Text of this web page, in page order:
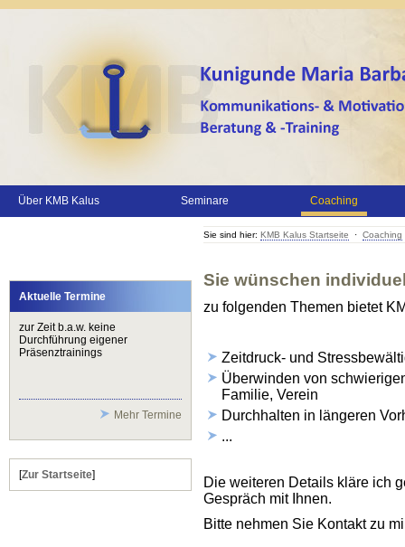
Über KMB Kalus Seminare Coaching
Aktuelle Termine
zur Zeit b.a.w. keine
Durchführung eigener
Präsenztrainings
Mehr Termine
[Zur Startseite]
Sie sind hier: KMB Kalus Startseite · Coaching
Sie wünschen
zu folgenden Themen bietet
Zeitdruck- und
Überwinden von
Familie, Verein
Durchhalten in längeren
...
Die weiteren Details kläre ich
Gespräch mit Ihnen.
Bitte nehmen Sie Kontakt zu